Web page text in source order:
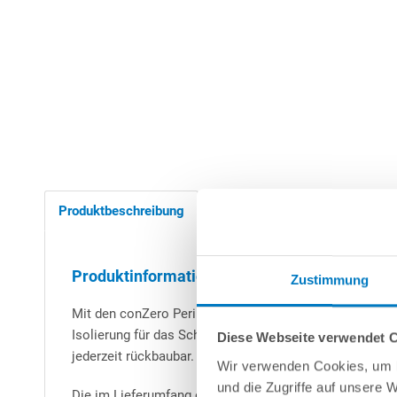
Zustimmung
Diese Webseite verwendet
Wir verwenden Cookies,
und die Zugriffe auf unsere
Produktbeschreibung
Produktinformationen "conZero-Set
Mit den conZero Perimeter-Hartschaumplatten
Isolierung für das Schwimmbecken. Die Platten
jederzeit rückbaubar.